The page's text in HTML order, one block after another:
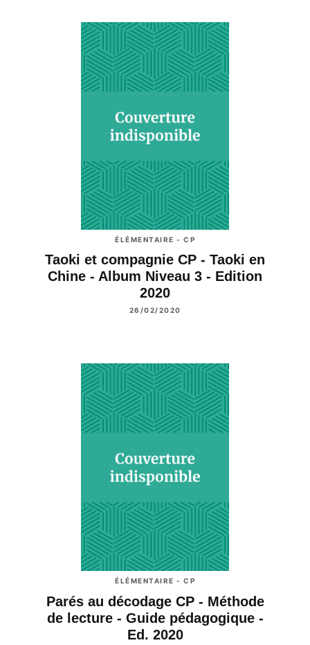
ÉLÉMENTAIRE - CP
Taoki et compagnie CP - Taoki en
Chine - Album Niveau 3 - Edition
2020
26/02/2020
ÉLÉMENTAIRE - CP
Parés au décodage CP - Méthode
de lecture - Guide pédagogique -
Ed. 2020